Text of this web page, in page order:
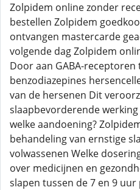
Zolpidem online zonder
bestellen Zolpidem
ontvangen mastercarde
volgende dag Zolpidem
Door aan GABA-
benzodiazepines
van de hersenen Dit
slaapbevorderende
welke aandoening?
behandeling van ernstige
volwassenen Welke
over medicijnen en
slapen tussen de 7 en 9